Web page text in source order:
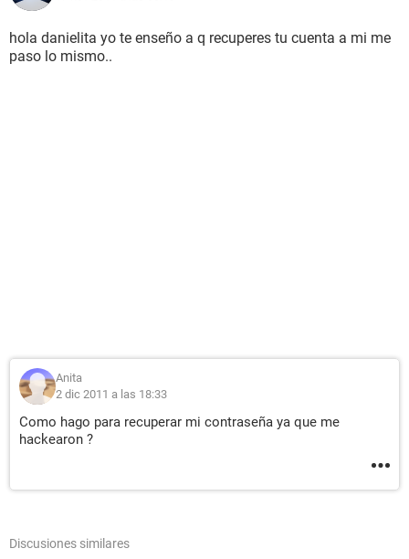
hola danielita yo te enseño a q recuperes tu cuenta a mi me
paso lo mismo..
Anita
2 dic 2011 a las 18:33
Como hago para recuperar mi contraseña ya que me
hackearon ?
Discusiones similares